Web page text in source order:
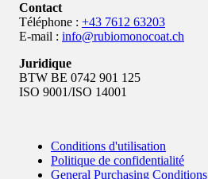
Contact
Téléphone : +43 7612 63203
E-mail : info@rubiomonocoat.ch
Juridique
BTW BE 0742 901 125
ISO 9001/ISO 14001
Policy
Conditions d'utilisation
Politique de confidentialité
General Purchasing Conditions